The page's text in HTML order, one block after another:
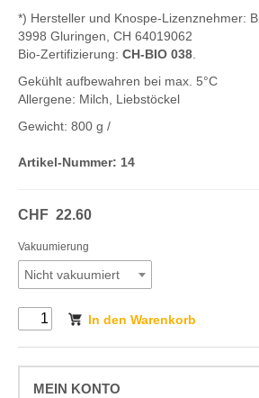
*) Hersteller und Knospe-Lizenznehmer:
3998 Gluringen, CH 64019062
Bio-Zertifizierung: CH-BIO 038.
Gekühlt aufbewahren bei max. 5°C
Allergene: Milch, Liebstöckel
Gewicht: 800 g /
Artikel-Nummer: 14
CHF 22.60
Vakuumierung
Nicht vakuumiert
In den Warenkorb
MEIN KONTO